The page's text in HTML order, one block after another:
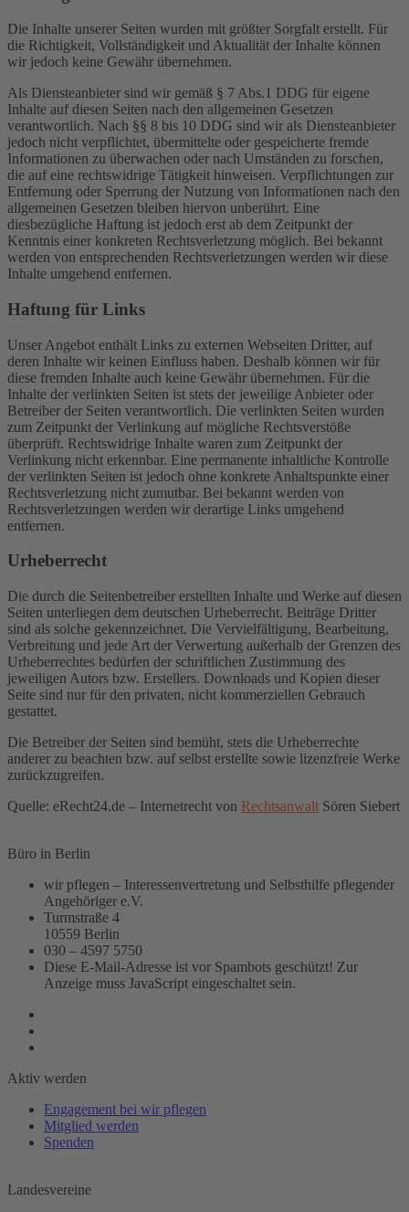
Die Inhalte unserer Seiten wurden mit größter Sorgfalt erstellt. Für
die Richtigkeit, Vollständigkeit und Aktualität der Inhalte können
wir jedoch keine Gewähr übernehmen.
Als Diensteanbieter sind wir gemäß § 7 Abs.1 DDG für eigene
Inhalte auf diesen Seiten nach den allgemeinen Gesetzen
verantwortlich. Nach §§ 8 bis 10 DDG sind wir als Diensteanbieter
jedoch nicht verpflichtet, übermittelte oder gespeicherte fremde
Informationen zu überwachen oder nach Umständen zu forschen,
die auf eine rechtswidrige Tätigkeit hinweisen. Verpflichtungen zur
Entfernung oder Sperrung der Nutzung von Informationen nach den
allgemeinen Gesetzen bleiben hiervon unberührt. Eine
diesbezügliche Haftung ist jedoch erst ab dem Zeitpunkt der
Kenntnis einer konkreten Rechtsverletzung möglich. Bei bekannt
werden von entsprechenden Rechtsverletzungen werden wir diese
Inhalte umgehend entfernen.
Haftung für Links
Unser Angebot enthält Links zu externen Webseiten Dritter, auf
deren Inhalte wir keinen Einfluss haben. Deshalb können wir für
diese fremden Inhalte auch keine Gewähr übernehmen. Für die
Inhalte der verlinkten Seiten ist stets der jeweilige Anbieter oder
Betreiber der Seiten verantwortlich. Die verlinkten Seiten wurden
zum Zeitpunkt der Verlinkung auf mögliche Rechtsverstöße
überprüft. Rechtswidrige Inhalte waren zum Zeitpunkt der
Verlinkung nicht erkennbar. Eine permanente inhaltliche Kontrolle
der verlinkten Seiten ist jedoch ohne konkrete Anhaltspunkte einer
Rechtsverletzung nicht zumutbar. Bei bekannt werden von
Rechtsverletzungen werden wir derartige Links umgehend
entfernen.
Urheberrecht
Die durch die Seitenbetreiber erstellten Inhalte und Werke auf diesen
Seiten unterliegen dem deutschen Urheberrecht. Beiträge Dritter
sind als solche gekennzeichnet. Die Vervielfältigung, Bearbeitung,
Verbreitung und jede Art der Verwertung außerhalb der Grenzen des
Urheberrechtes bedürfen der schriftlichen Zustimmung des
jeweiligen Autors bzw. Erstellers. Downloads und Kopien dieser
Seite sind nur für den privaten, nicht kommerziellen Gebrauch
gestattet.
Die Betreiber der Seiten sind bemüht, stets die Urheberrechte
anderer zu beachten bzw. auf selbst erstellte sowie lizenzfreie Werke
zurückzugreifen.
Quelle: eRecht24.de – Internetrecht von Rechtsanwalt Sören Siebert
Büro in Berlin
wir pflegen – Interessenvertretung und Selbsthilfe pflegender
Angehöriger e.V.
Turmstraße 4
10559 Berlin
030 – 4597 5750
Diese E-Mail-Adresse ist vor Spambots geschützt! Zur
Anzeige muss JavaScript eingeschaltet sein.
Aktiv werden
Engagement bei wir pflegen
Mitglied werden
Spenden
Landesvereine